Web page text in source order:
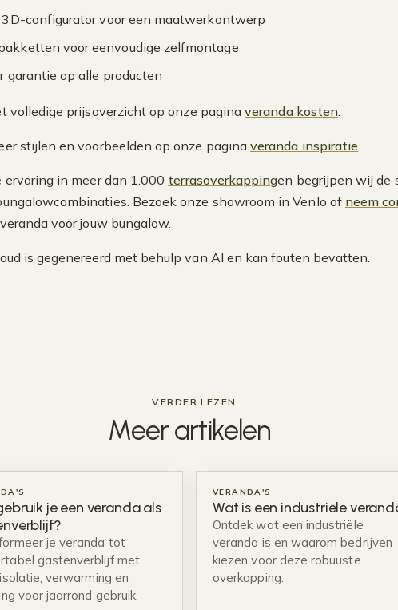
3D-configurator voor een maatwerkontwerp
voor eenvoudige zelfmontage
garantie op alle producten
volledige prijsoverzicht op onze paginaveranda kosten.
stijlen en voorbeelden op onze paginaveranda inspiratie.
ervaring in meer dan 1.000 terrasoverkappingen begrijpen wij de
Bezoek onze showroom in Venlo of neem
voor jouw bungalow.
is gegenereerd met behulp van AI en kan fouten bevatten.
VERDER LEZEN
Meerartikelen
je een veranda als
je veranda tot
gastenverblijf met
verwarming en
voor jaarrond gebruik.
VERANDA'S
Wat is een industriële
Ontdek wat een industriële
veranda is en waarom bedrijven
kiezen voor deze robuuste
overkapping.